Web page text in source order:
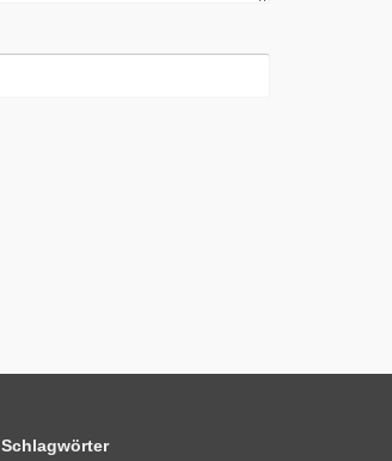
Schlagwörter